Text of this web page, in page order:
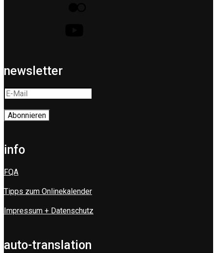
newsletter
info
FQA
Tipps zum Onlinekalender
Impressum + Datenschutz
auto-translation